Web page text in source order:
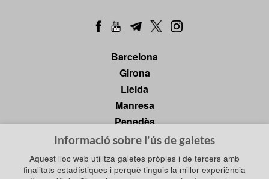
Barcelona
Girona
Lleida
Manresa
Penedès
Tarragona
Tortosa
Informació sobre l'ús de galetes
Aquest lloc web utilitza galetes pròpies i de tercers amb
finalitats estadístiques i perquè tinguis la millor experiència